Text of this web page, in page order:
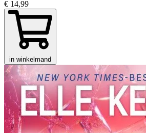
€ 14,99
in winkelmand